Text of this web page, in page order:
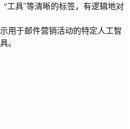
“工具”等清晰的标签，有逻辑地对
用于邮件营销活动的特定人工智
。